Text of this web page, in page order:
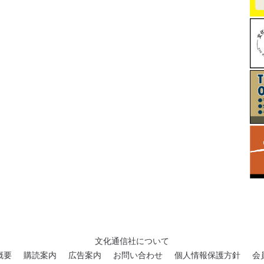
文化通信社について
要
購読案内 広告案内 お問い合わせ 個人情報保護方針 会